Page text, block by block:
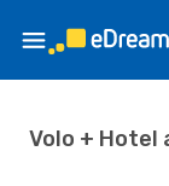
Volo + Hotel